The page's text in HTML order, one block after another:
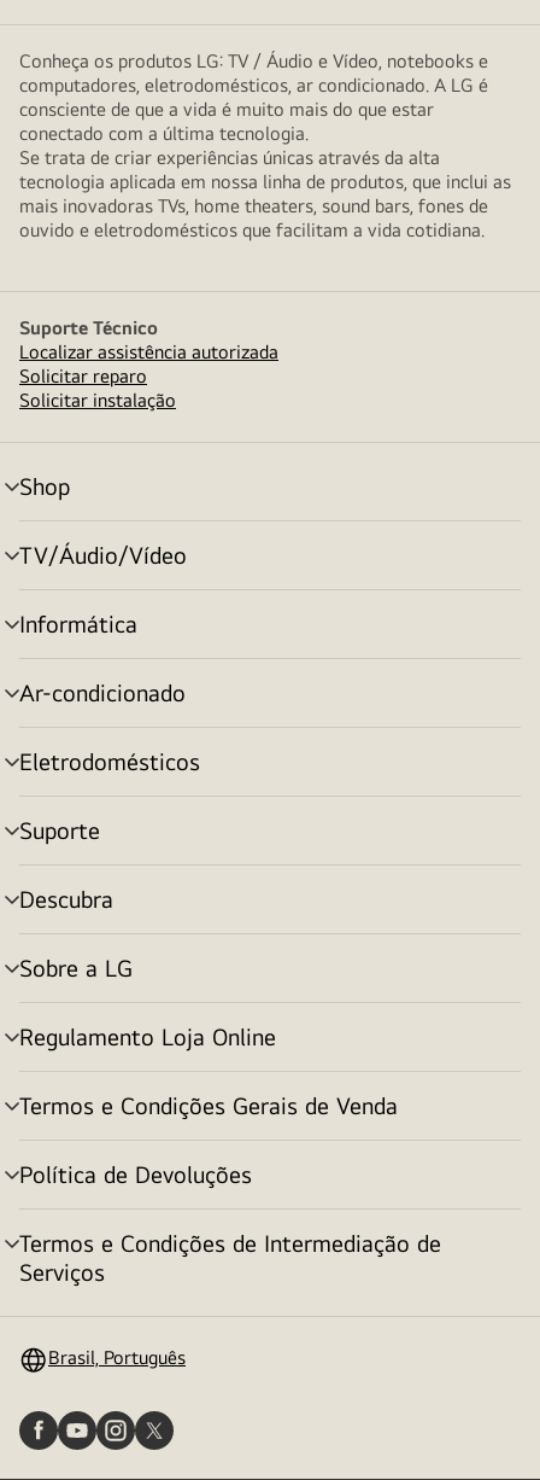
Conheça os produtos LG: TV / Áudio e Vídeo, notebooks e
computadores, eletrodomésticos, ar condicionado. A LG é
consciente de que a vida é muito mais do que estar
conectado com a última tecnologia.
Se trata de criar experiências únicas através da alta
tecnologia aplicada em nossa linha de produtos, que inclui as
mais inovadoras TVs, home theaters, sound bars, fones de
ouvido e eletrodomésticos que facilitam a vida cotidiana.
Suporte Técnico
Localizar assistência autorizada
Solicitar reparo
Solicitar instalação
Shop
alternar
menu
TV/Áudio/Vídeo
alternar
menu
Informática
alternar
menu
Ar-condicionado
alternar
menu
Eletrodomésticos
alternar
menu
Suporte
alternar
menu
Descubra
alternar
menu
Sobre a LG
alternar
menu
Regulamento Loja Online
alternar
menu
Termos e Condições Gerais de Venda
alternar
menu
Política de Devoluções
alternar
menu
Termos e Condições de Intermediação de
Serviços
alternar
Brasil, Português